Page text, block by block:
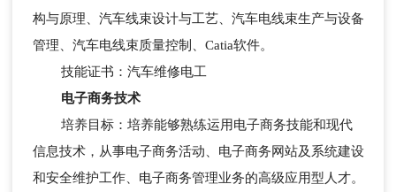
构与原理、汽车线束设计与工艺、汽车电线束生产与设备
管理、汽车电线束质量控制、Catia软件。
技能证书：汽车维修电工
电子商务技术
培养目标：培养能够熟练运用电子商务技能和现代
信息技术，从事电子商务活动、电子商务网站及系统建设
和安全维护工作、电子商务管理业务的高级应用型人才。